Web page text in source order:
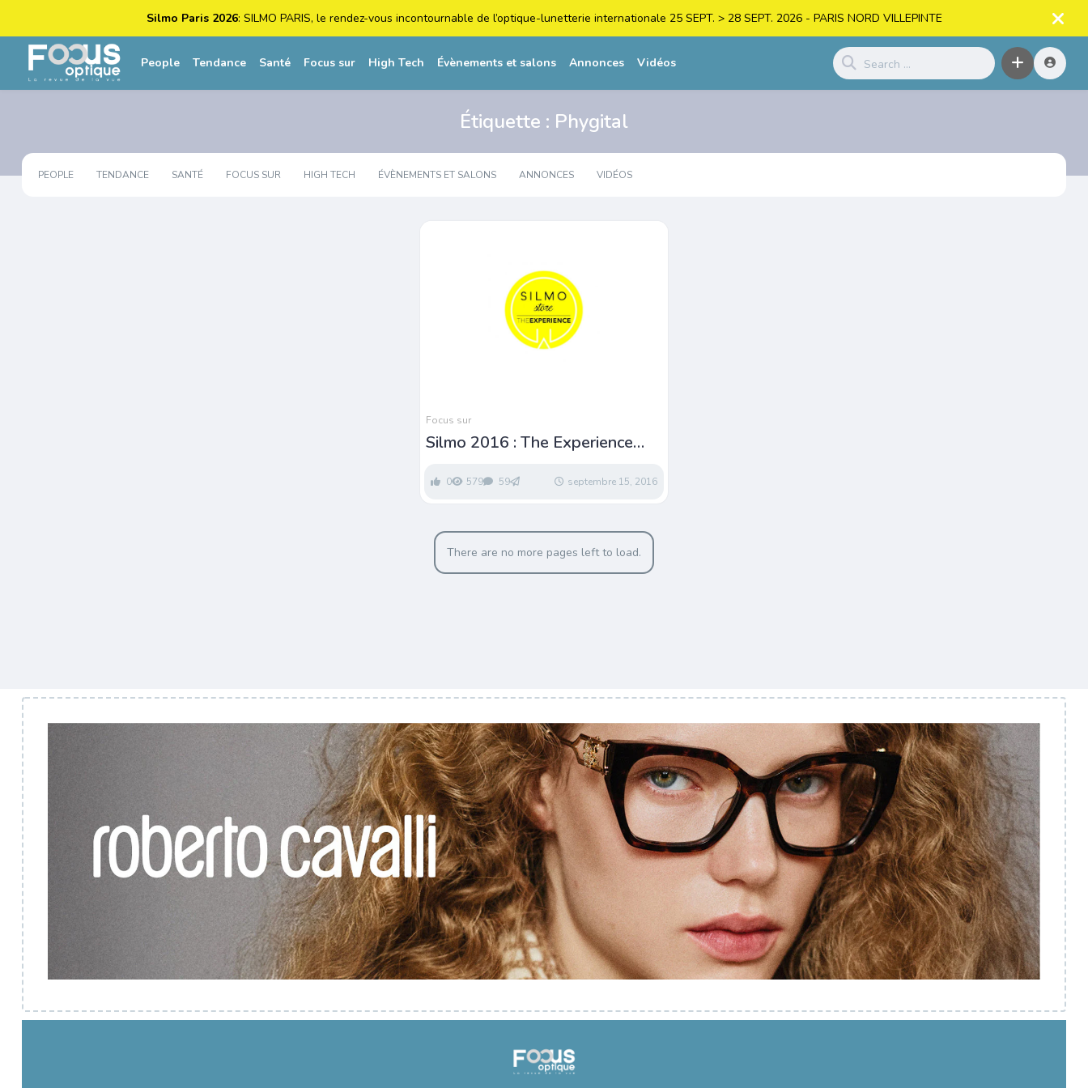
Silmo Paris 2026: SILMO PARIS, le rendez-vous incontournable de l’optique-lunetterie internationale 25 SEPT. > 28 SEPT. 2026 - PARIS NORD VILLEPINTE
People Tendance Santé Focus sur High Tech Évènements et salons Annonces Vidéos
Étiquette : Phygital
PEOPLE TENDANCE SANTÉ FOCUS SUR HIGH TECH ÉVÈNEMENTS ET SALONS ANNONCES VIDÉOS
Focus sur
Silmo 2016 : The Experience
0 579 59 septembre 15, 2016
There are no more pages left to load.